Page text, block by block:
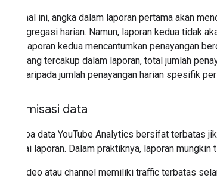
Dalam hal ini, angka dalam laporan pertama akan
berisi agregasi harian. Namun, laporan kedua tidak
karena laporan kedua mencantumkan penayangan
waktu yang tercakup dalam laporan, total jumlah
tinggi daripada jumlah penayangan harian spesifik
Anonimisasi data
Beberapa data YouTube Analytics bersifat terbatas
berbagai laporan. Dalam praktiknya, laporan
video atau channel memiliki traffic terbatas